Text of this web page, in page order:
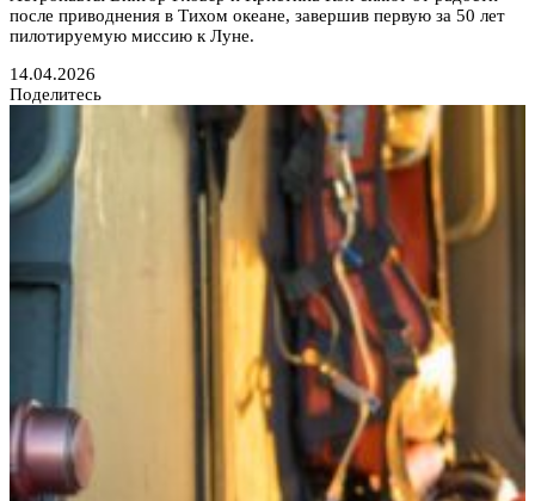
после приводнения в Тихом океане, завершив первую за 50 лет
пилотируемую миссию к Луне.
14.04.2026
Поделитесь